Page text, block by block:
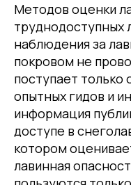
Методов оценки
труднодоступных
наблюдения за
покровом не
поступает только
опытных гидов и
информация
доступе в
котором
лавинная